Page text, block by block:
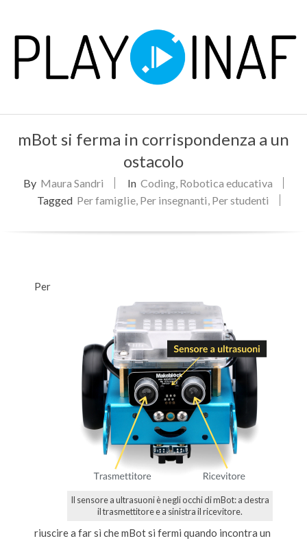
content
P
L
A
Navigation
mBot si ferma in corrispondenza a un
ostacolo
By Maura Sandri In Coding, Robotica educativa
Tagged Per famiglie, Per insegnanti, Per studenti
Il sensore a ultrasuoni è negli occhi di mBot: a destra
il trasmettitore e a sinistra il ricevitore.
Per
riuscire a far sì che mBot si fermi quando incontra un